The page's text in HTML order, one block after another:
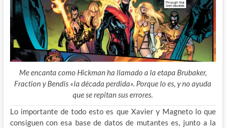
Me encanta como Hickman ha llamado a la etapa Brubaker,
Fraction y Bendis «la década perdida». Porque lo es, y no ayuda
que se repitan sus errores.
Lo importante de todo esto es que Xavier y Magneto lo que
consiguen con esa base de datos de mutantes es, junto a la